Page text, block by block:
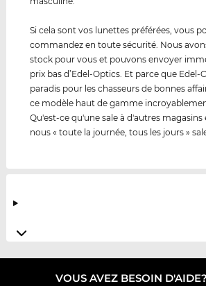
Si cela sont vos lunettes préférées, vous
commandez en toute sécurité. Nous
stock pour vous et pouvons envoyer
prix bas d’Edel-Optics. Et parce que Edel-
paradis pour les chasseurs de bonnes
ce modèle haut de gamme
Qu'est-ce qu'une sale à d'autres magasins
nous « toute la journée, tous les jours »
VOUS AVEZ BESOIN D'AIDE?